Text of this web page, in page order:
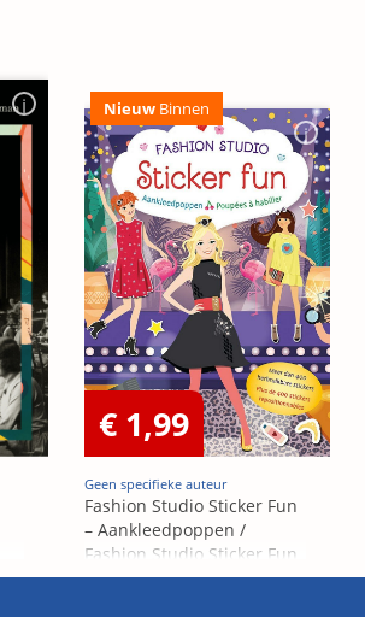
Nieuw Binnen
€ 1,99
Geen specifieke auteur
Fashion Studio Sticker Fun
– Aankleedpoppen /
Fashion Studio Sticker Fun
– Poupées Á habiller